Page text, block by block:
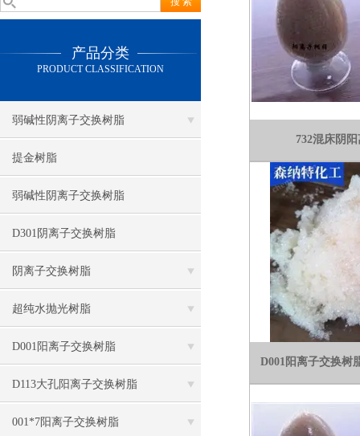
产品分类
PRODUCT CLASSIFICATION
弱碱性阴离子交换树脂
提金树脂
弱碱性阴离子交换树脂
D301阴离子交换树脂
阴离子交换树脂
超纯水抛光树脂
D001阳离子交换树脂
D113大孔阳离子交换树脂
001*7阳离子交换树脂
732混床阴
D001阳离子交换树